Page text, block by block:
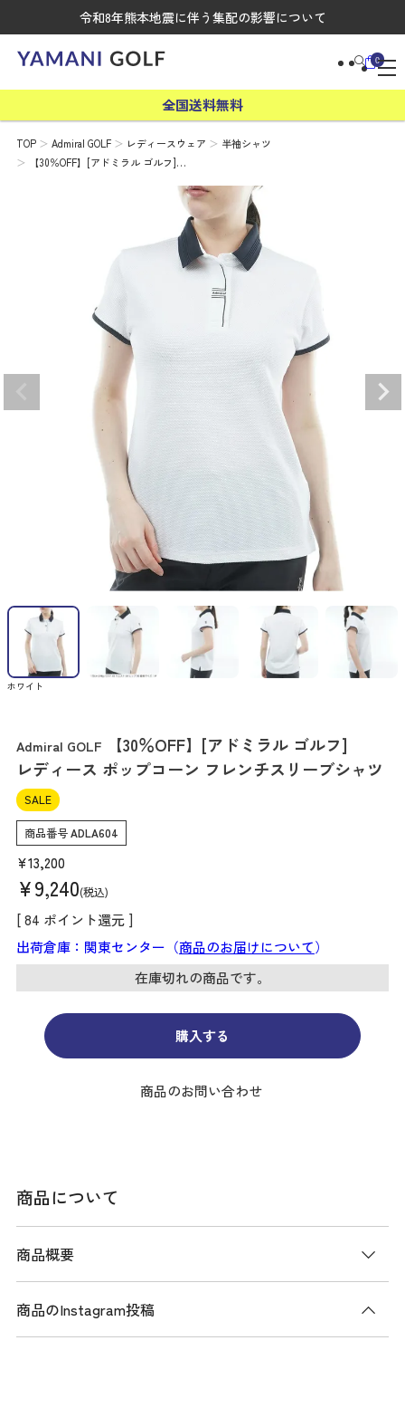
令和8年熊本地震に伴う集配の影響について
0
全国送料無料
TOP Admiral GOLF レディースウェア
半袖シャツ
【30％OFF】[アドミラル ゴルフ]…
ホワイト
Admiral GOLF
【30％OFF】[アドミラル ゴルフ]
レディース ポップコーン フレンチスリーブシャツ
SALE
商品番号ADLA604
¥13,200
¥9,240 税込
[84 ポイント還元 ]
出荷倉庫：関東センター（商品のお届けについて）
在庫切れの商品です。
購入する
商品のお問い合わせ
商品について
商品概要
商品のInstagram投稿